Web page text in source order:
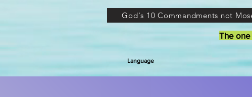
God's 10 Commandments not
The
Language